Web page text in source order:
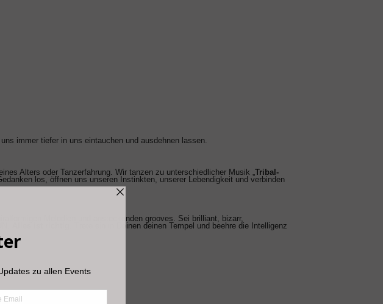
uns immer tiefer in uns eintauchen und ausdehnen lassen.
Alters oder Tanzerfahrung. Wir tanzen zu unterschiedlicher Musik „Tribal-
los, öffnen uns unseren Instinkten, unserer Lebendigkeit und verbinden
Melodien und ansteckenden grooves. Sei brilliant, bizarr,
. Trete ein in Deinen deinen Tempel und beehre die Intelligenz